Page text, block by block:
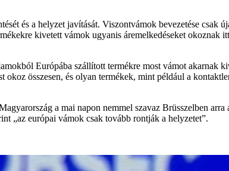
és a helyzet javítását. Viszontvámok bevezetése csak
kivetett vámok ugyanis áremelkedéseket okoznak
Európába szállított termékre most vámot akarnak
összesen, és olyan termékek, mint például a
a mai napon nemmel szavaz Brüsszelben arra
„az európai vámok csak tovább rontják a helyzetet”.